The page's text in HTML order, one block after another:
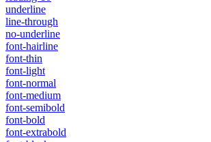
underline
line-through
no-underline
font-hairline
font-thin
font-light
font-normal
font-medium
font-semibold
font-bold
font-extrabold